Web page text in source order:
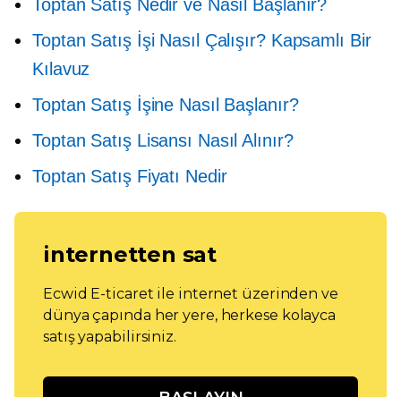
Toptan Satış Nedir ve Nasıl Başlanır?
Toptan Satış İşi Nasıl Çalışır? Kapsamlı Bir
Kılavuz
Toptan Satış İşine Nasıl Başlanır?
Toptan Satış Lisansı Nasıl Alınır?
Toptan Satış Fiyatı Nedir
internetten sat
Ecwid E-ticaret ile internet üzerinden ve
dünya çapında her yere, herkese kolayca
satış yapabilirsiniz.